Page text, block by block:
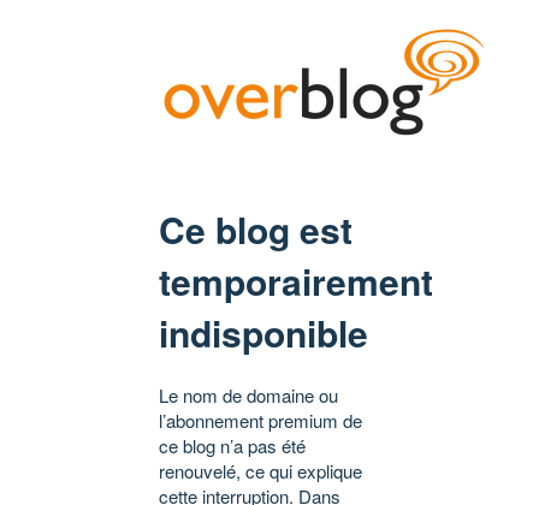
Ce blog est
temporairement
indisponible
Le nom de domaine ou
l’abonnement premium de
ce blog n’a pas été
renouvelé, ce qui explique
cette interruption. Dans